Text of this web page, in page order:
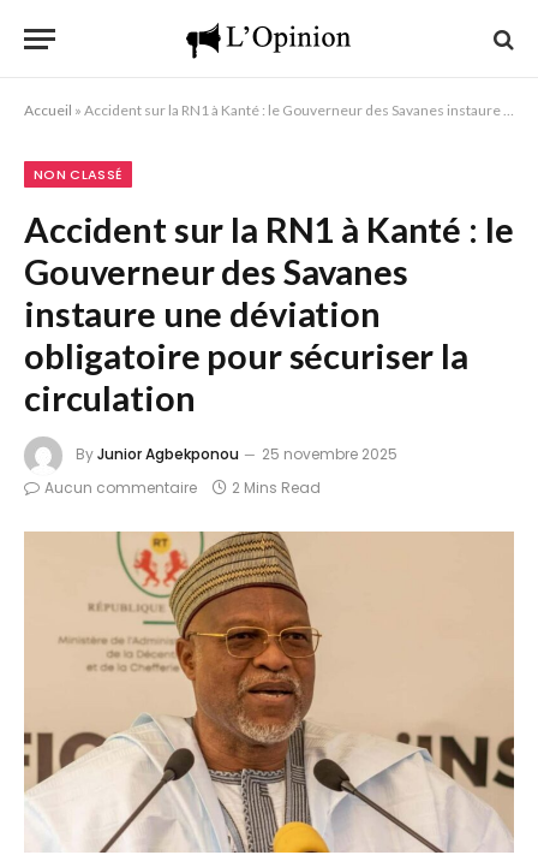
Accueil » Accident sur la RN1 à Kanté : le Gouverneur des Savanes instaure une déviation obligatoire pour sécuriser la circulation
NON CLASSÉ
Accident sur la RN1 à Kanté : le
Gouverneur des Savanes
instaure une déviation
obligatoire pour sécuriser la
circulation
ByJunior Agbekponou
25 novembre 2025
Aucun commentaire
2 Mins Read